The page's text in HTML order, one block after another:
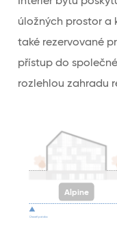
úložných prostor a
také rezervované
přístup do
rozlehlou zahradu
Alpine
Úroveň potoka